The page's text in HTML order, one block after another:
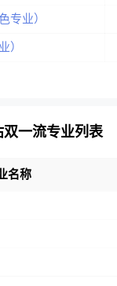
专业）
）
一流专业列表
名称